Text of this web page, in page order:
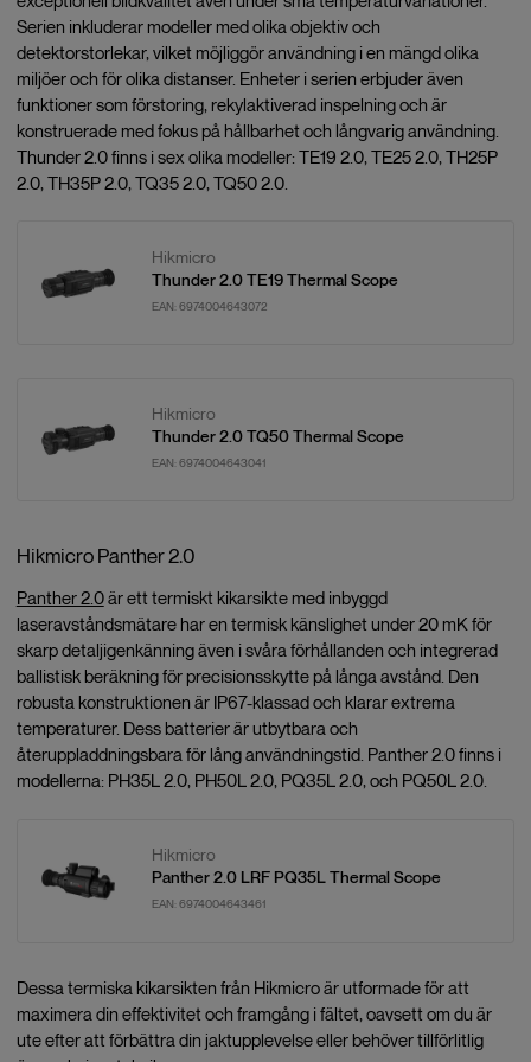
Serien inkluderar modeller med olika objektiv och
detektorstorlekar, vilket möjliggör användning i en mängd olika
miljöer och för olika distanser. Enheter i serien erbjuder även
funktioner som förstoring, rekylaktiverad inspelning och är
konstruerade med fokus på hållbarhet och långvarig användning.
Thunder 2.0 finns i sex olika modeller: TE19 2.0, TE25 2.0, TH25P
2.0, TH35P 2.0, TQ35 2.0, TQ50 2.0.
Hikmicro
Thunder 2.0 TE19 Thermal Scope
EAN: 6974004643072
Hikmicro
Thunder 2.0 TQ50 Thermal Scope
EAN: 6974004643041
Hikmicro Panther 2.0
Panther 2.0är ett termiskt kikarsikte med inbyggd
laseravståndsmätare har en termisk känslighet under 20 mK för
skarp detaljigenkänning även i svåra förhållanden och integrerad
ballistisk beräkning för precisionsskytte på långa avstånd. Den
robusta konstruktionen är IP67-klassad och klarar extrema
temperaturer. Dess batterier är utbytbara och
återuppladdningsbara för lång användningstid. Panther 2.0 finns i
modellerna: PH35L 2.0, PH50L 2.0, PQ35L 2.0, och PQ50L 2.0.
Hikmicro
Panther 2.0 LRF PQ35L Thermal Scope
EAN: 6974004643461
Dessa termiska kikarsikten från Hikmicro är utformade för att
maximera din effektivitet och framgång i fältet, oavsett om du är
ute efter att förbättra din jaktupplevelse eller behöver tillförlitlig